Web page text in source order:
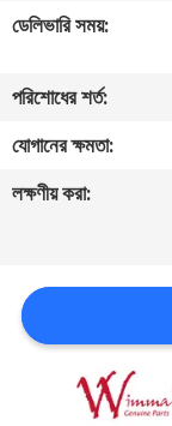
গুণমান
খবর
অনুরোধ
করুন
ডেলিভারি সময়:
পরিশোধের শর্ত:
যোগানের ক্ষমতা:
লক্ষণীয় করা: